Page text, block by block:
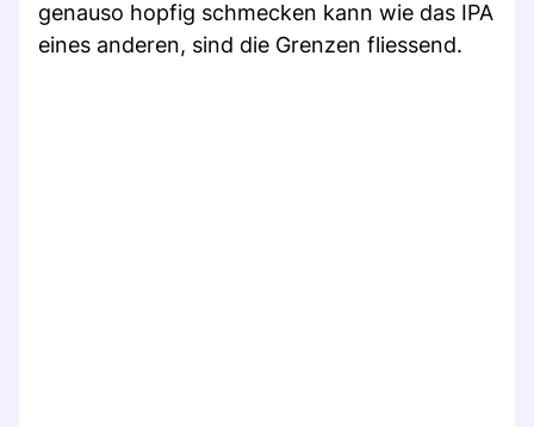
genauso hopfig schmecken kann wie das IPA
eines anderen, sind die Grenzen fliessend.